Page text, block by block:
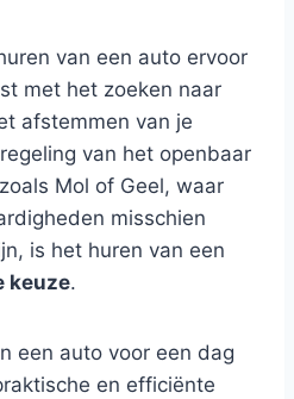
van een auto ervoor
met het zoeken naar
afstemmen van je
van het openbaar
Mol of Geel, waar
misschien
is het huren van een
keuze.
een auto voor een dag
en efficiënte